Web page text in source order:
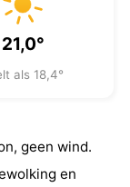
21,0°
als 18,4°
geen wind.
en